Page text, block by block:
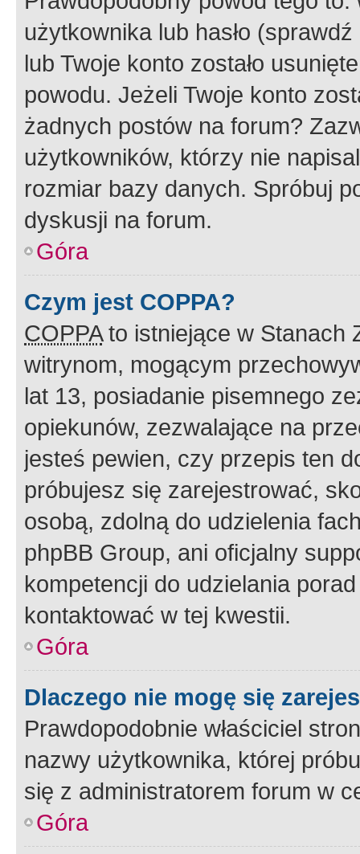
użytkownika lub hasło
lub Twoje konto zostało
powodu. Jeżeli Twoje konto
żadnych postów na forum?
użytkowników, którzy nie
rozmiar bazy danych. Spróbuj
dyskusji na forum.
Góra
Czym jest COPPA?
COPPAto istniejące w Stanach
witrynom, mogącym
lat 13, posiadanie pisemnego
opiekunów, zezwalające na
jesteś pewien, czy przepis ten
próbujesz się zarejestrować,
osobą, zdolną do udzielenia
phpBB Group, ani oficjalny
kompetencji do udzielania
kontaktować w tej kwestii.
Góra
Dlaczego nie mogę się
Prawdopodobnie właściciel
nazwy użytkownika, której
się z administratorem forum w
Góra